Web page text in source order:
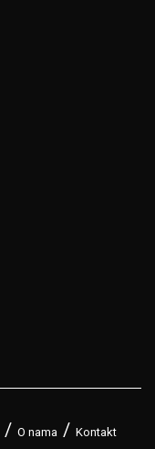
O nama Kontakt